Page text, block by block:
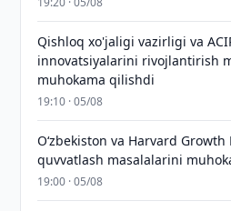
Qishloq xo'jaligi vazirligi va
innovatsiyalarini rivojlantirish
muhokama qilishdi
19:10 · 05/08
Oʻzbekiston va Harvard
quvvatlash masalalarini
19:00 · 05/08